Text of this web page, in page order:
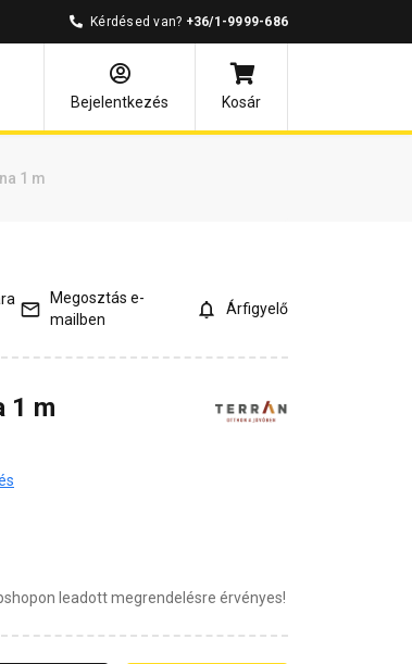
Kérdésed van? +36/1-9999-686
Bejelentkezés
Kosár
1 m
Kapcsolódó cikkek
Megosztás e-
mailben
Árfigyelő
1 m
leadott megrendelésre érvényes!